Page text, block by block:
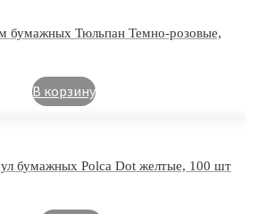
бумажных Тюльпан Темно-розовые,
В корзину
бумажных Polca Dot желтые, 100 шт